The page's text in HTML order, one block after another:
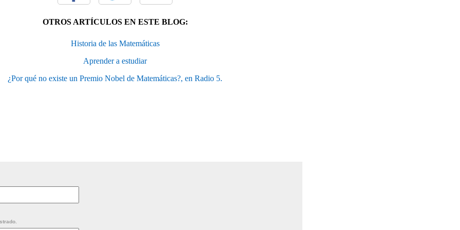
OTROS ARTÍCULOS EN ESTE BLOG:
Historia de las Matemáticas
Aprender a estudiar
¿Por qué no existe un Premio Nobel de Matemáticas?, en Radio 5.